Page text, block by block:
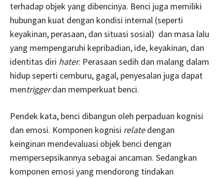
terhadap objek yang dibencinya. Benci juga memiliki
hubungan kuat dengan kondisi internal (seperti
keyakinan, perasaan, dan situasi sosial) dan masa lalu
yang mempengaruhi kepribadian, ide, keyakinan, dan
identitas diri hater. Perasaan sedih dan malang dalam
hidup seperti cemburu, gagal, penyesalan juga dapat
mentriggerdan memperkuat benci.
Pendek kata, benci dibangun oleh perpaduan kognisi
dan emosi. Komponen kognisi relatedengan
keinginan mendevaluasi objek benci dengan
mempersepsikannya sebagai ancaman. Sedangkan
komponen emosi yang mendorong tindakan